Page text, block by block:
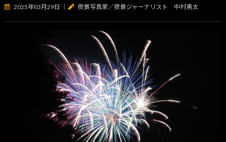
2025年03月29日 夜景写真家／夜景ジャーナリスト 中村勇太